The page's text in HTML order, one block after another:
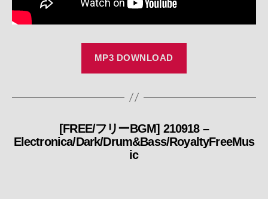
MP3 DOWNLOAD
カ
テ
ゴ
[FREE/フリーBGM] 210918 –
Electronica/Dark/Drum&Bass/RoyaltyFreeMus
ic